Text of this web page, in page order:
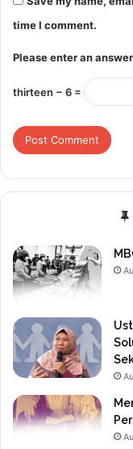
time I comment.
Please enter an
thirteen − 6 =